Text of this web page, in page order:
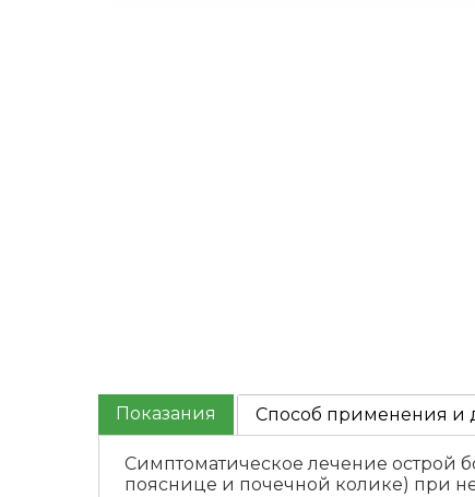
Показания Способ применения и
Симптоматическое лечение острой
пояснице и почечной колике) при